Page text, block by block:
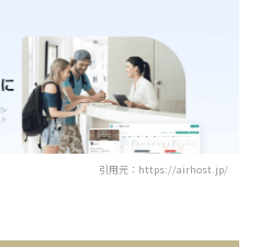
引用元：https://airhost.jp/